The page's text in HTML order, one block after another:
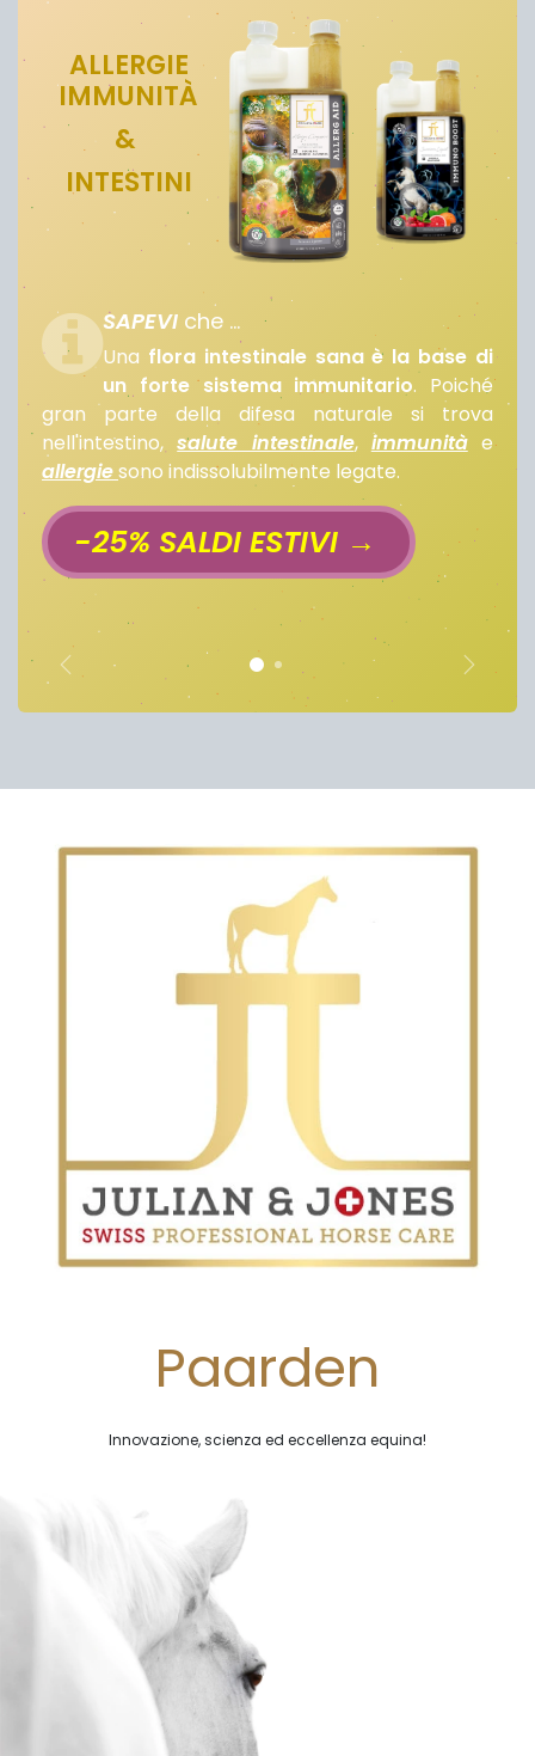
ALLERGIE
IMMUNITÀ
&
INTESTINI
SAPEVI che ...
Una flora intestinale sana è la base di
un forte sistema immunitario. Poiché
gran parte della difesa naturale si trova
nell'intestino,salute intestinale, immunità e
allergiesono indissolubilmente legate.
-25% SALDI ESTIVI →
Vorige
Paarden
Innovazione, scienza ed eccellenza equina!